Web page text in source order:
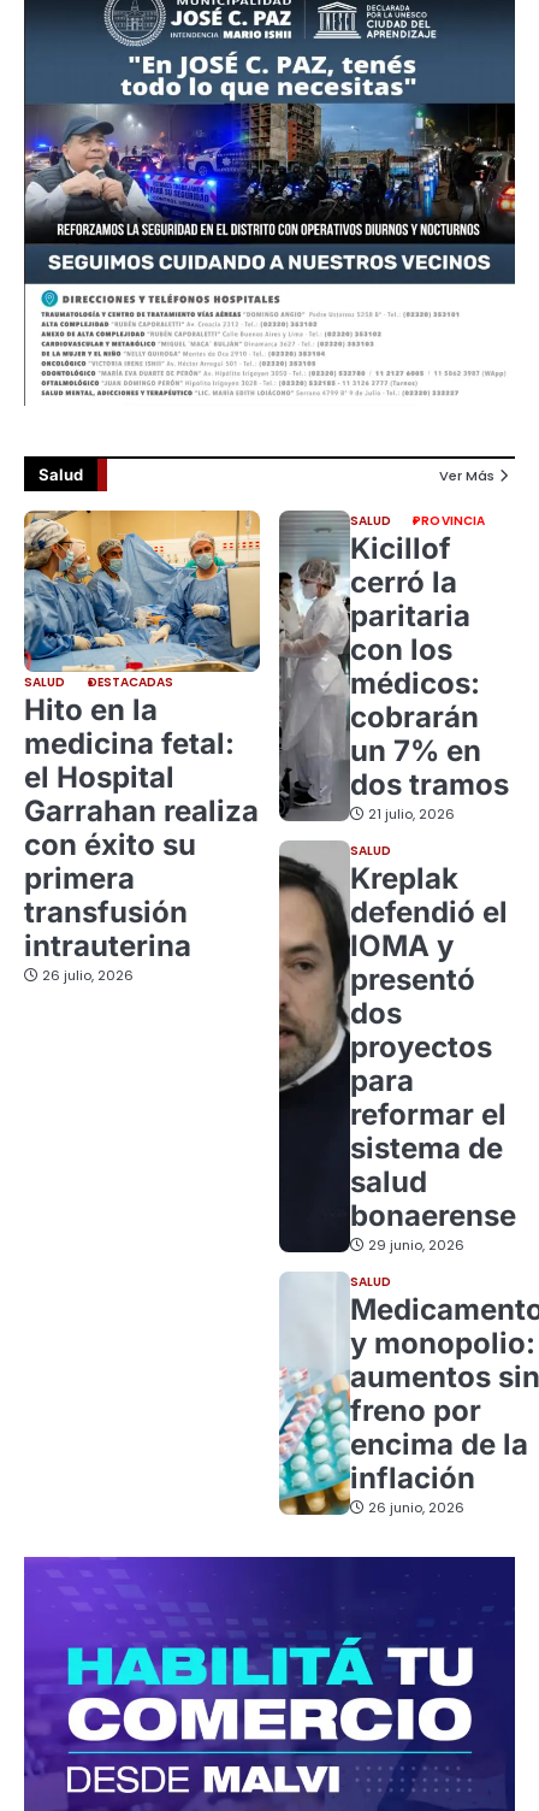
Salud Ver Más
SALUD DESTACADAS
Hito en la
medicina fetal:
el Hospital
Garrahan realiza
con éxito su
primera
transfusión
intrauterina
26 julio, 2026
SALUD PROVINCIA
Kicillof
cerró la
paritaria
con los
médicos:
cobrarán
un 7% en
dos tramos
21 julio, 2026
SALUD
Kreplak
defendió el
IOMA y
presentó
dos
proyectos
para
reformar el
sistema de
salud
bonaerense
29 junio, 2026
SALUD
y monopolio:
aumentos sin
freno por
encima de la
inflación
26 junio, 2026